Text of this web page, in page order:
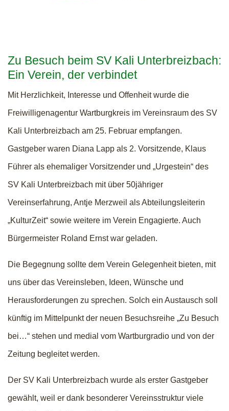
Zu Besuch beim SV Kali Unterbreizbach:
Ein Verein, der verbindet
Mit Herzlichkeit, Interesse und Offenheit wurde die
Freiwilligenagentur Wartburgkreis im Vereinsraum des SV
Kali Unterbreizbach am 25. Februar empfangen.
Gastgeber waren Diana Lapp als 2. Vorsitzende, Klaus
Führer als ehemaliger Vorsitzender und „Urgestein“ des
SV Kali Unterbreizbach mit über 50jähriger
Vereinserfahrung, Antje Merzweil als Abteilungsleiterin
„KulturZeit“ sowie weitere im Verein Engagierte. Auch
Bürgermeister Roland Ernst war geladen.
Die Begegnung sollte dem Verein Gelegenheit bieten, mit
uns über das Vereinsleben, Ideen, Wünsche und
Herausforderungen zu sprechen. Solch ein Austausch soll
künftig im Mittelpunkt der neuen Besuchsreihe „Zu Besuch
bei…“ stehen und medial vom Wartburgradio und von der
Zeitung begleitet werden.
Der SV Kali Unterbreizbach wurde als erster Gastgeber
gewählt, weil er dank besonderer Vereinsstruktur viele